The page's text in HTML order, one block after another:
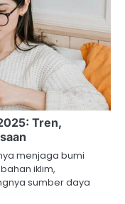
Tren,
menjaga bumi
iklim,
sumber daya